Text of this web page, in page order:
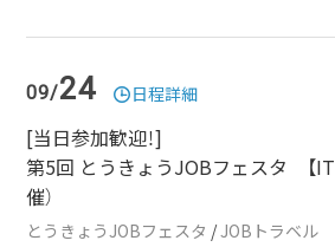
09/24 日程詳細
[当日参加歓迎！]
第5回 とうきょうJOBフェスタ 【
催）
とうきょうJOBフェスタ /JOBトラベル